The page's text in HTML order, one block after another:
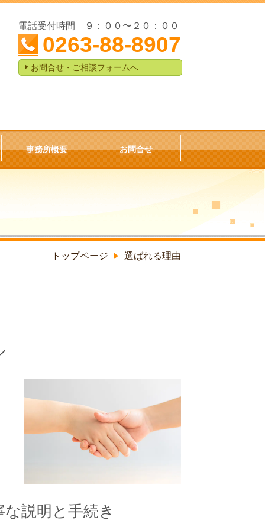
電話受付時間 ９：００〜２０：００
0263-88-8907
お問合せ・ご相談フォームへ
事務所概要 お問合せ
トップページ 選ばれる理由
説明と手続き